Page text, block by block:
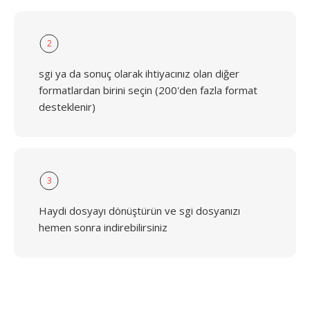
2
sgi ya da sonuç olarak ihtiyacınız olan diğer
formatlardan birini seçin (200'den fazla format
desteklenir)
3
Haydi dosyayı dönüştürün ve sgi dosyanızı
hemen sonra indirebilirsiniz